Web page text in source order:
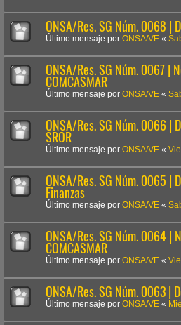
ONSA/Res. SG Núm. 0068 |
Último mensaje por ONSA/VE «
ONSA/Res. SG Núm. 0067 |
COMCASMAR
Último mensaje por ONSA/VE «
ONSA/Res. SG Núm. 0066 |
SROR
Último mensaje por ONSA/VE «
ONSA/Res. SG Núm. 0065 |
Finanzas
Último mensaje por ONSA/VE «
ONSA/Res. SG Núm. 0064 |
COMCASMAR
Último mensaje por ONSA/VE «
ONSA/Res. SG Núm. 0063 |
Último mensaje por ONSA/VE «